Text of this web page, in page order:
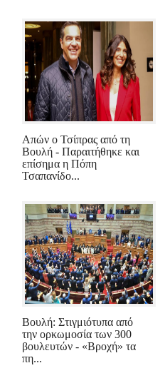
Απών ο Τσίπρας από τη
Βουλή - Παραιτήθηκε και
επίσημα η Πόπη
Τσαπανίδο...
Βουλή: Στιγμιότυπα από
την ορκωμοσία των 300
βουλευτών - «Βροχή» τα
πη...